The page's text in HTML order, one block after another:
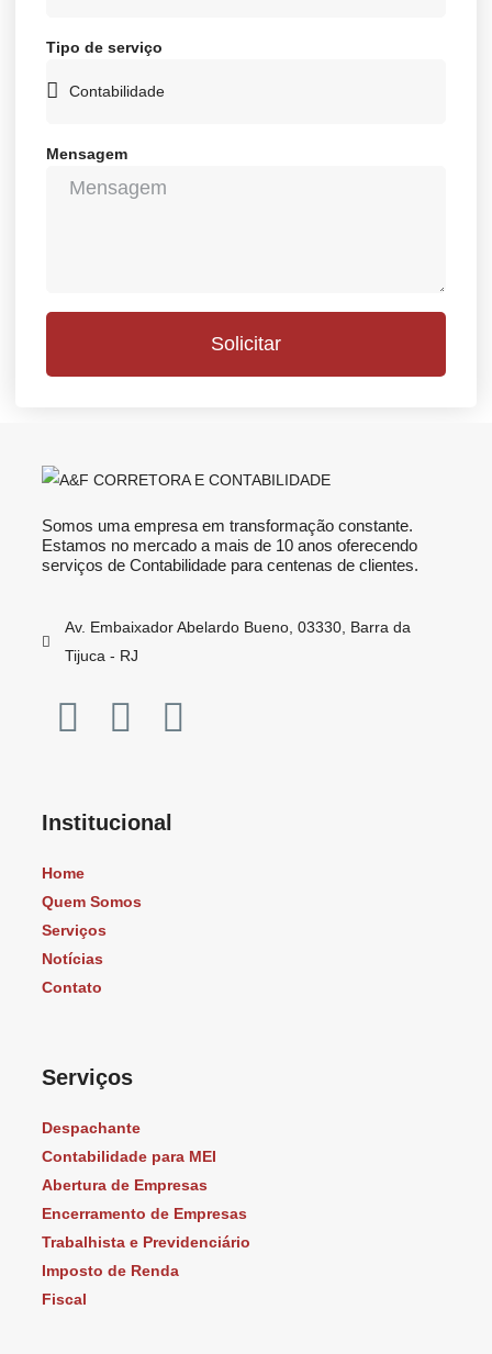
Tipo de serviço
Mensagem
Solicitar
Somos uma empresa em transformação constante.
Estamos no mercado a mais de 10 anos oferecendo
serviços de Contabilidade para centenas de clientes.
Av. Embaixador Abelardo Bueno, 03330, Barra da
Tijuca - RJ
Institucional
Home
Quem Somos
Serviços
Notícias
Contato
Serviços
Despachante
Contabilidade para MEI
Abertura de Empresas
Encerramento de Empresas
Trabalhista e Previdenciário
Imposto de Renda
Fiscal